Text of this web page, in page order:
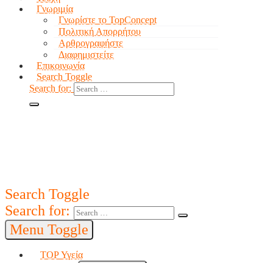
Γνωριμία
Γνωρίστε το TopConcept
Πολιτική Απορρήτου
Αρθρογραφήστε
Διαφημιστείτε
Επικοινωνία
Search Toggle
Search for:
Search Toggle
Search for:
Menu Toggle
TOP Υγεία